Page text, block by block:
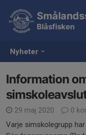
Nyheter
Blåsfisken
Information
29 maj 2020
0
Varje simskolegrupp